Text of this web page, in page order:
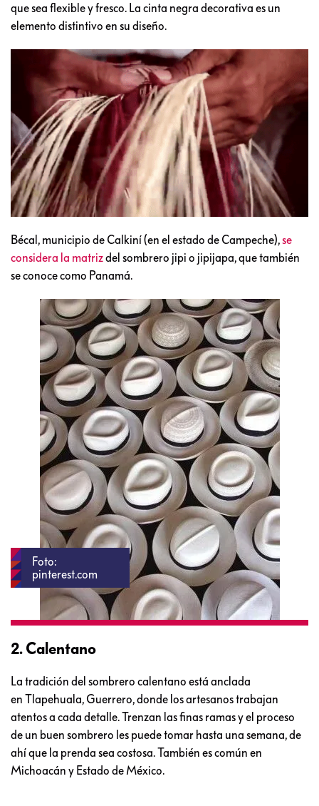
que sea flexible y fresco. La cinta negra decorativa es un
elemento distintivo en su diseño.
Bécal, municipio de Calkiní (en el estado de Campeche),se
considera la matrizdel sombrero jipi o jipijapa, que también
se conoce como Panamá.
Foto:
pinterest.com
2. Calentano
La tradición del sombrero calentano está anclada
en Tlapehuala, Guerrero, donde los artesanos trabajan
atentos a cada detalle. Trenzan las finas ramas y el proceso
de un buen sombrero les puede tomar hasta una semana, de
ahí que la prenda sea costosa. También es común en
Michoacán y Estado de México.